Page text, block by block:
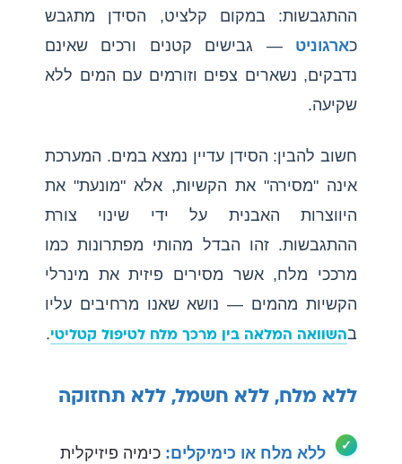
ההתגבשות: במקום קלציט, הסידן מתגבש
כארגוניט — גבישים קטנים ורכים שאינם
נדבקים, נשארים צפים וזורמים עם המים ללא
שקיעה.
חשוב להבין: הסידן עדיין נמצא במים. המערכת
אינה "מסירה" את הקשיות, אלא "מונעת" את
היווצרות האבנית על ידי שינוי צורת
ההתגבשות. זהו הבדל מהותי מפתרונות כמו
מרככי מלח, אשר מסירים פיזית את מינרלי
הקשיות מהמים — נושא שאנו מרחיבים עליו
בהשוואה המלאה בין מרכך מלח לטיפול קטליטי.
ללא מלח, ללא חשמל, ללא תחזוקה
ללא מלח או כימיקלים: כימיה פיזיקלית